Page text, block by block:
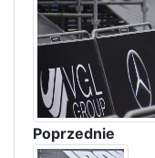
Poprzednie